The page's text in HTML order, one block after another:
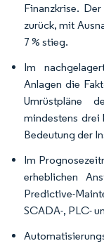
Finanzkrise.
zurück, mit
7 % stieg.
Im
Anlagen die
Umrüstpläne
mindestens drei
Bedeutung der
Im
erheblichen
Predictive-
SCADA-, PLC-